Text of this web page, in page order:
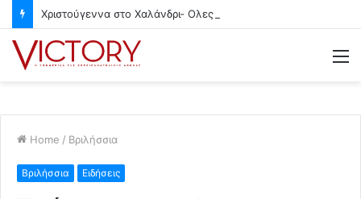
Home / Βριλήσσια
Βριλήσσια Ειδήσεις